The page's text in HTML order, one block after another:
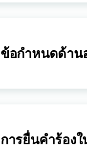
ข้อกำหนดด้าน
การยื่นคำร้อง